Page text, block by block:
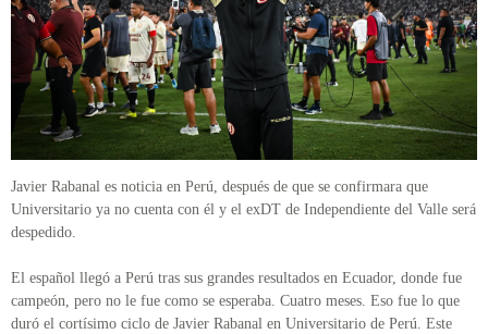
Javier Rabanal es noticia en Perú, después de que se confirmara que
Universitario ya no cuenta con él y el exDT de Independiente del Valle será
despedido.
El español llegó a Perú tras sus grandes resultados en Ecuador, donde fue
campeón, pero no le fue como se esperaba. Cuatro meses. Eso fue lo que
duró el cortísimo ciclo de Javier Rabanal en Universitario de Perú. Este